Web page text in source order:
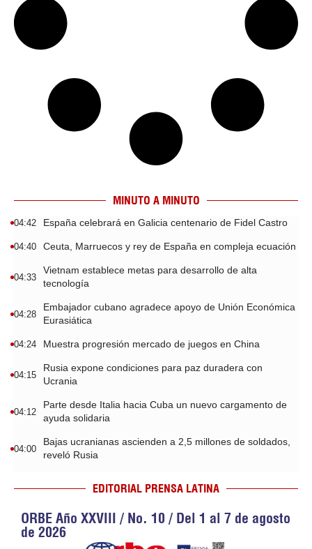
MINUTO A MINUTO
04:42 España celebrará en Galicia centenario de Fidel Castro
04:40 Ceuta, Marruecos y rey de España en compleja ecuación
04:33
Vietnam establece metas para desarrollo de alta
tecnología
04:28
Embajador cubano agradece apoyo de Unión Económica
Eurasiática
04:24 Muestra progresión mercado de juegos en China
04:15
Rusia expone condiciones para paz duradera con
Ucrania
04:12
Parte desde Italia hacia Cuba un nuevo cargamento de
ayuda solidaria
04:00
Bajas ucranianas ascienden a 2,5 millones de soldados,
reveló Rusia
EDITORIAL PRENSA LATINA
ORBE Año XXVIII / No. 10 / Del 1 al 7 de agosto
de 2026